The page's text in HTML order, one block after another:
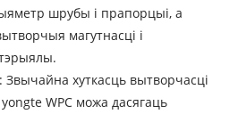
шрубы і прапорцыі, а
магутнасці і
Звычайна хуткасць вытворчасці
yongte WPC можа дасягаць